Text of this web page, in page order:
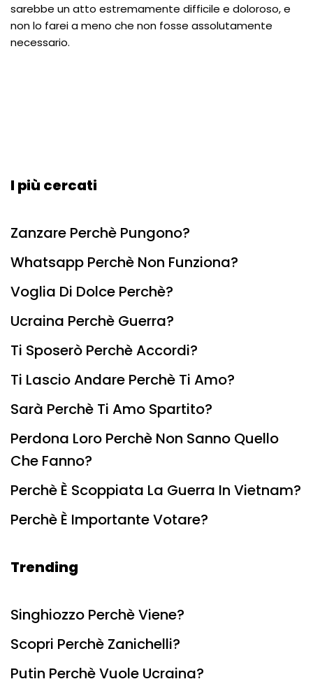
sarebbe un atto estremamente difficile e doloroso, e
non lo farei a meno che non fosse assolutamente
necessario.
I più cercati
Zanzare Perchè Pungono?
Whatsapp Perchè Non Funziona?
Voglia Di Dolce Perchè?
Ucraina Perchè Guerra?
Ti Sposerò Perchè Accordi?
Ti Lascio Andare Perchè Ti Amo?
Sarà Perchè Ti Amo Spartito?
Perdona Loro Perchè Non Sanno Quello
Che Fanno?
Perchè È Scoppiata La Guerra In Vietnam?
Perchè È Importante Votare?
Trending
Singhiozzo Perchè Viene?
Scopri Perchè Zanichelli?
Putin Perchè Vuole Ucraina?